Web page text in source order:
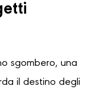
sgombero, una
il destino degli